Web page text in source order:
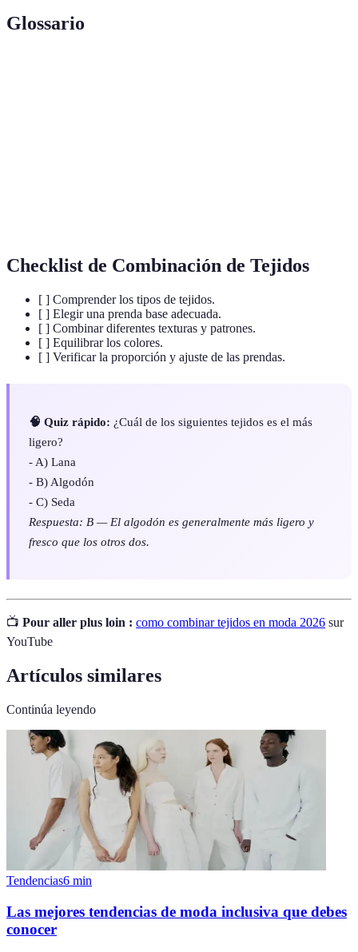
Glossario
Checklist de Combinación de Tejidos
[ ] Comprender los tipos de tejidos.
[ ] Elegir una prenda base adecuada.
[ ] Combinar diferentes texturas y patrones.
[ ] Equilibrar los colores.
[ ] Verificar la proporción y ajuste de las prendas.
🧠 Quiz rápido: ¿Cuál de los siguientes tejidos es el más
ligero?
- A) Lana
- B) Algodón
- C) Seda
Respuesta: B — El algodón es generalmente más ligero y
fresco que los otros dos.
📺 Pour aller plus loin : como combinar tejidos en moda 2026 sur
YouTube
Artículos similares
Continúa leyendo
Tendencias6 min
Las mejores tendencias de moda inclusiva que debes
conocer